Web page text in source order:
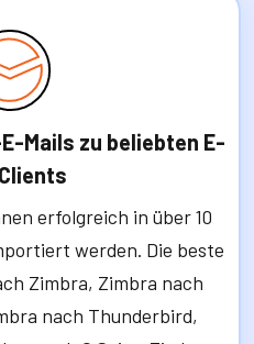
Mails zu beliebten E-
erfolgreich in über 10
werden. Die beste
Zimbra, Zimbra nach
nach Thunderbird,